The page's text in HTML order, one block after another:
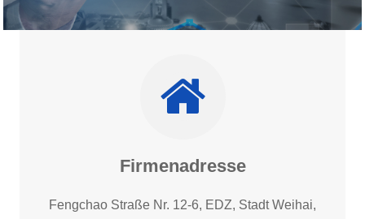
Firmenadresse
Fengchao Straße Nr. 12-6, EDZ, Stadt Weihai,